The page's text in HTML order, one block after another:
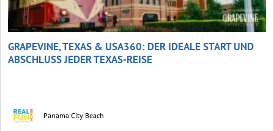
GRAPEVINE, TEXAS & USA360: DER IDEALE START UND
ABSCHLUSS JEDER TEXAS-REISE
Panama City Beach